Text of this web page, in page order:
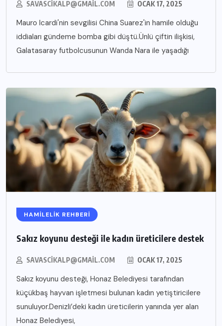
SAVASCIKALP@GMAIL.COM OCAK 17, 2025
Mauro Icardi'nin sevgilisi China Suarez'in hamile olduğu
iddiaları gündeme bomba gibi düştü.Ünlü çiftin ilişkisi,
Galatasaray futbolcusunun Wanda Nara ile yaşadığı
HAMILELIK REHBERI
Sakız koyunu desteği ile kadın üreticilere destek
SAVASCIKALP@GMAIL.COM OCAK 17, 2025
Sakız koyunu desteği, Honaz Belediyesi tarafından
küçükbaş hayvan işletmesi bulunan kadın yetiştiricilere
sunuluyor.Denizli’deki kadın üreticilerin yanında yer alan
Honaz Belediyesi,